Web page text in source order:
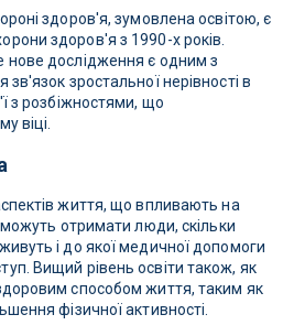
здоров'я, зумовлена ​​освітою, є
здоров'я з 1990-х років.
дослідження є одним з
зростальної нерівності в
з розбіжностями, що
віці.
життя, що впливають на
отримати люди, скільки
і до якої медичної допомоги
Вищий рівень освіти також, як
способом життя, таким як
фізичної активності.